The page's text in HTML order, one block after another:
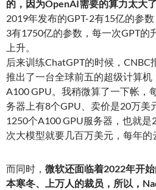
的，因为OpenAI需要的算力太大了
2019年发布的GPT-2有15亿的参
3有1750亿的参数，每一次GPT的
上升。
后来训练ChatGPT的时候，
推出了一台全球前五的超级计算
A100 GPU。我稍微算了一下帐，
务器上有8个GPU、卖价是20万美
1250个A100 GPU服务器，也就是
次大模型就要几百万美元，每年的
而同时， 微软还面临着2022年开
本寒冬、上万人的裁员，所以，